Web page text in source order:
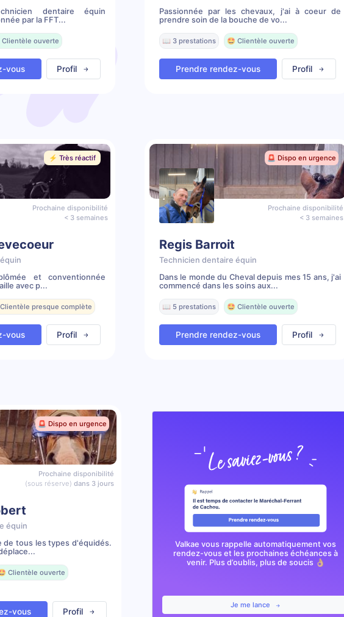
dentaire équin
par la FFT...
Clientèle ouverte
vous Profil
Passionnée par les chevaux, j'ai à coeur de
prendre soin de la bouche de vo...
📖 3 prestations 🤩 Clientèle ouverte
Prendre rendez-vous Profil
⚡️ Très réactif
Prochaine disponibilité
< 3 semaines
et conventionnée
avec p...
presque complète
vous Profil
🚨 Dispo en urgence
Prochaine disponibilité
< 3 semaines
Regis Barroit
Technicien dentaire équin
Dans le monde du Cheval depuis mes 15 ans, j'ai
commencé dans les soins aux...
📖 5 prestations 🤩 Clientèle ouverte
Prendre rendez-vous Profil
🚨 Dispo en urgence
Prochaine disponibilité
(sous réserve) dans 3 jours
équin
de tous les types d'équidés.
Clientèle ouverte
vous Profil
Valkae vous rappelle automatiquement vos
rendez-vous et les prochaines échéances à
venir. Plus d’oublis, plus de soucis 👌🏼
Je me lance